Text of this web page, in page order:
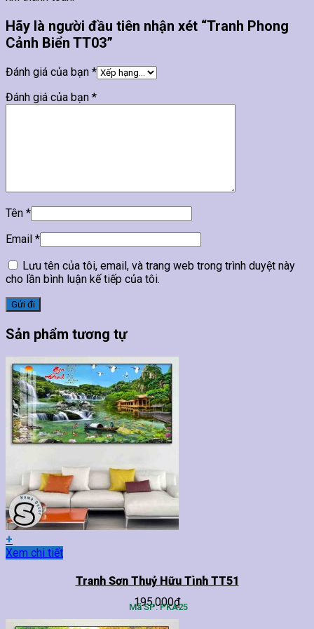
Hãy là người đầu tiên nhận xét “Tranh Phong
Cảnh Biển TT03”
Đánh giá của bạn *
Đánh giá của bạn *
Tên *
Email *
Lưu tên của tôi, email, và trang web trong trình duyệt này
cho lần bình luận kế tiếp của tôi.
Sản phẩm tương tự
+
Sản
biến
Xem chi tiết
Tranh Sơn Thuỷ Hữu Tình TT51
195,000₫
Mã SP: PKA25